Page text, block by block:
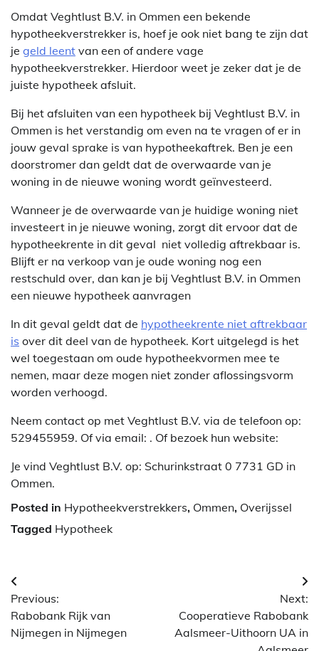
Omdat Veghtlust B.V. in Ommen een bekende
hypotheekverstrekker is, hoef je ook niet bang te zijn dat
je geld leent van een of andere vage
hypotheekverstrekker. Hierdoor weet je zeker dat je de
juiste hypotheek afsluit.
Bij het afsluiten van een hypotheek bij Veghtlust B.V. in
Ommen is het verstandig om even na te vragen of er in
jouw geval sprake is van hypotheekaftrek. Ben je een
doorstromer dan geldt dat de overwaarde van je
woning in de nieuwe woning wordt geïnvesteerd.
Wanneer je de overwaarde van je huidige woning niet
investeert in je nieuwe woning, zorgt dit ervoor dat de
hypotheekrente in dit geval niet volledig aftrekbaar is.
Blijft er na verkoop van je oude woning nog een
restschuld over, dan kan je bij Veghtlust B.V. in Ommen
een nieuwe hypotheek aanvragen
In dit geval geldt dat de hypotheekrente niet aftrekbaar
is over dit deel van de hypotheek. Kort uitgelegd is het
wel toegestaan om oude hypotheekvormen mee te
nemen, maar deze mogen niet zonder aflossingsvorm
worden verhoogd.
Neem contact op met Veghtlust B.V. via de telefoon op:
529455959. Of via email: . Of bezoek hun website:
Je vind Veghtlust B.V. op: Schurinkstraat 0 7731 GD in
Ommen.
Posted in Hypotheekverstrekkers, Ommen, Overijssel
Tagged Hypotheek
Berichtnavigatie
Previous:
Rabobank Rijk van
Nijmegen in Nijmegen
Next:
Cooperatieve Rabobank
Aalsmeer-Uithoorn UA in